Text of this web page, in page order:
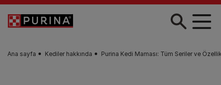
Skip to main content
Ana sayfa Kediler hakkında Purina Kedi Maması: Tüm Seriler ve